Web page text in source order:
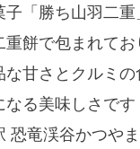
子「勝ち山羽二
重餅で包まれて
な甘さとクルミの
る美味しさです
恐竜渓谷かつや